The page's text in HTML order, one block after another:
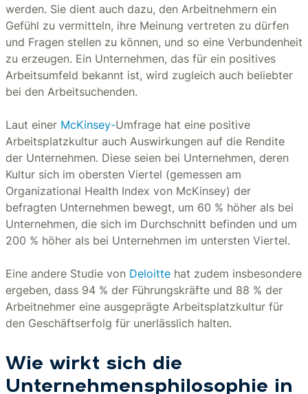
werden. Sie dient auch dazu, den Arbeitnehmern ein
Gefühl zu vermitteln, ihre Meinung vertreten zu dürfen
und Fragen stellen zu können, und so eine Verbundenheit
zu erzeugen. Ein Unternehmen, das für ein positives
Arbeitsumfeld bekannt ist, wird zugleich auch beliebter
bei den Arbeitsuchenden.
Laut einer McKinsey-Umfrage hat eine positive
Arbeitsplatzkultur auch Auswirkungen auf die Rendite
der Unternehmen. Diese seien bei Unternehmen, deren
Kultur sich im obersten Viertel (gemessen am
Organizational Health Index von McKinsey) der
befragten Unternehmen bewegt, um 60 % höher als bei
Unternehmen, die sich im Durchschnitt befinden und um
200 % höher als bei Unternehmen im untersten Viertel.
Eine andere Studie von Deloitte hat zudem insbesondere
ergeben, dass 94 % der Führungskräfte und 88 % der
Arbeitnehmer eine ausgeprägte Arbeitsplatzkultur für
den Geschäftserfolg für unerlässlich halten.
Wie wirkt sich die
Unternehmensphilosophie in